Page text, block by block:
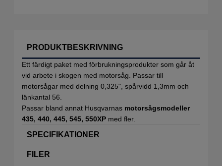
PRODUKTBESKRIVNING
Ett färdigt paket med förbrukningsprodukter som går åt
vid arbete i skogen med motorsåg. Passar till
motorsågar med delning 0,325", spårvidd 1,3mm och
länkantal 56.
Passar bland annat Husqvarnas motorsågsmodeller
435, 440, 445, 545, 550XP med fler.
SPECIFIKATIONER
FILER